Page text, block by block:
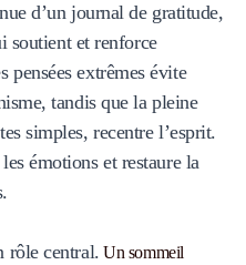
d’un journal de gratitude,
soutient et renforce
pensées extrêmes évite
tandis que la pleine
simples, recentre l’esprit.
émotions et restaure la
rôle central. Un sommeil